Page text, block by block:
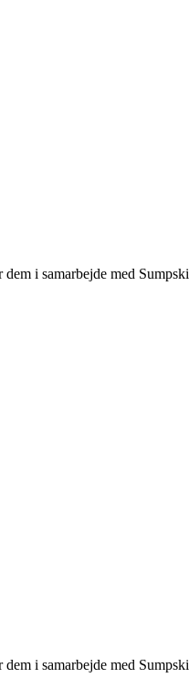
i samarbejde med
i samarbejde med